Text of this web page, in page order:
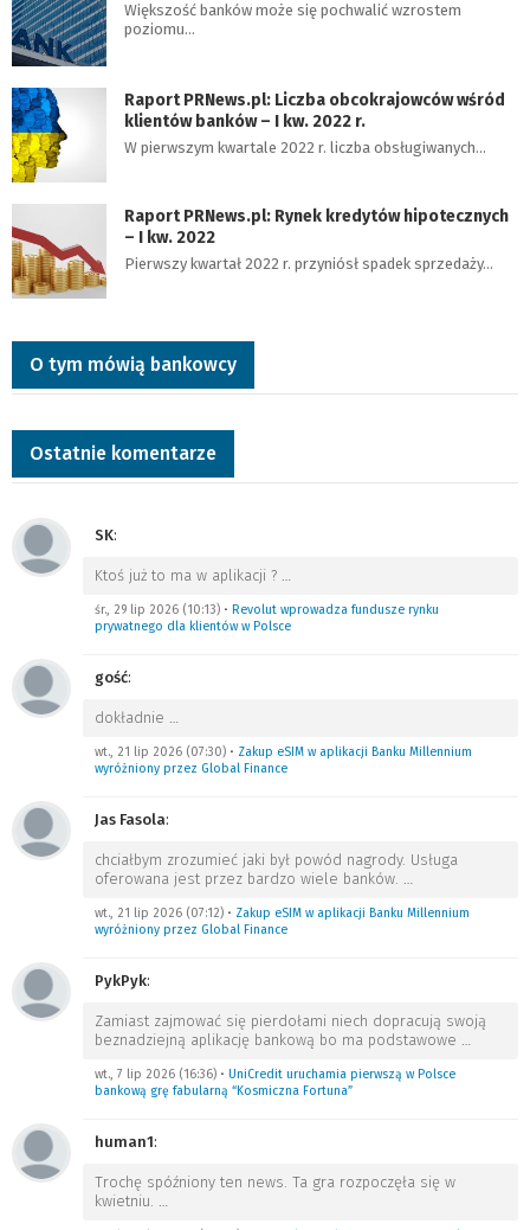
Większość banków może się pochwalić wzrostem
poziomu…
Raport PRNews.pl: Liczba obcokrajowców wśród
klientów banków – I kw. 2022 r.
W pierwszym kwartale 2022 r. liczba obsługiwanych…
Raport PRNews.pl: Rynek kredytów hipotecznych
– I kw. 2022
Pierwszy kwartał 2022 r. przyniósł spadek sprzedaży…
O tym mówią bankowcy
Ostatnie komentarze
SK:
Ktoś już to ma w aplikacji ? …
śr., 29 lip 2026 (10:13) • Revolut wprowadza fundusze rynku
prywatnego dla klientów w Polsce
gość:
dokładnie …
wt., 21 lip 2026 (07:30) • Zakup eSIM w aplikacji Banku Millennium
wyróżniony przez Global Finance
Jas Fasola:
chciałbym zrozumieć jaki był powód nagrody. Usługa
oferowana jest przez bardzo wiele banków. …
wt., 21 lip 2026 (07:12) • Zakup eSIM w aplikacji Banku Millennium
wyróżniony przez Global Finance
PykPyk:
Zamiast zajmować się pierdołami niech dopracują swoją
beznadziejną aplikację bankową bo ma podstawowe …
wt., 7 lip 2026 (16:36) • UniCredit uruchamia pierwszą w Polsce
bankową grę fabularną “Kosmiczna Fortuna”
human1:
Trochę spóźniony ten news. Ta gra rozpoczęła się w
kwietniu. …